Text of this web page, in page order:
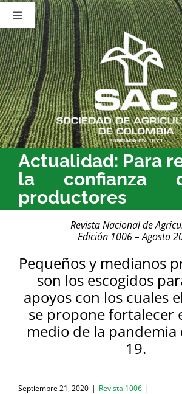
Saltar
contenido
Toggle
Navigation
Nosotros
Publicaciones
Sala de Prensa
Eventos
Actualidad: Para
la confianza
productores
Revista Nacional de
Edición 1006 – Agosto
Pequeños y medianos
son los escogidos
apoyos con los cuales
se propone fortalecer
medio de la pandemia
19.
Septiembre 21, 2020 | Revista 1006 |